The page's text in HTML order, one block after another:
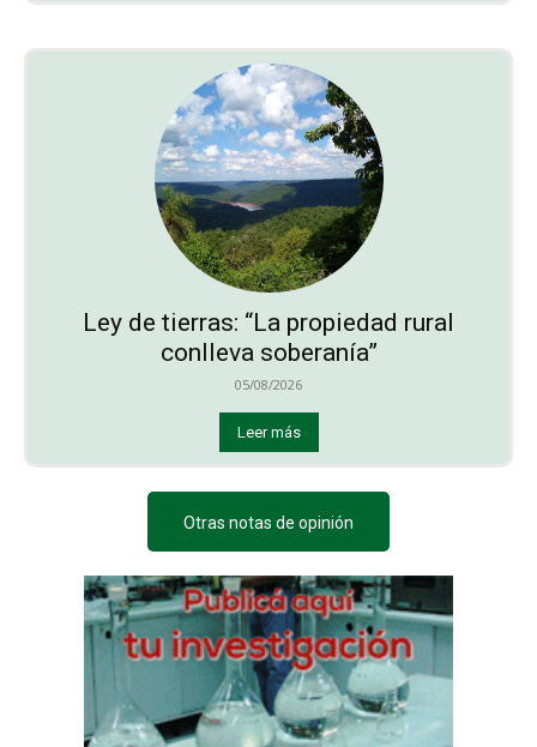
Ley de tierras: “La propiedad rural
conlleva soberanía”
05/08/2026
Leer más
Otras notas de opinión